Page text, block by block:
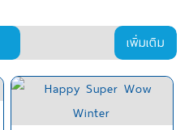
เพิ่มเติม